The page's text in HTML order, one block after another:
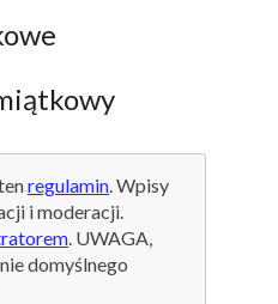
regulamin. Wpisy
i moderacji.
. UWAGA,
domyślnego